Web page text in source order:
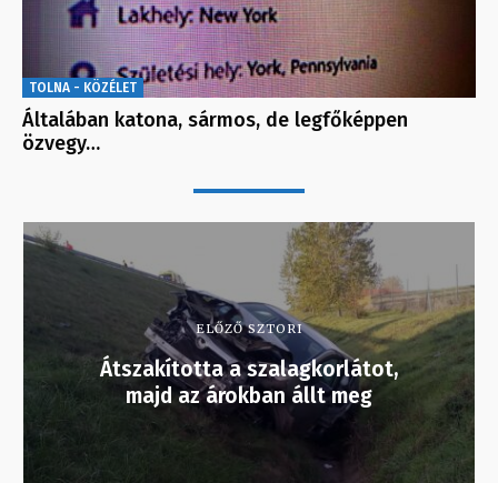
TOLNA - KÖZÉLET
Általában katona, sármos, de legfőképpen
özvegy…
ELŐZŐ SZTORI
Átszakította a szalagkorlátot,
majd az árokban állt meg